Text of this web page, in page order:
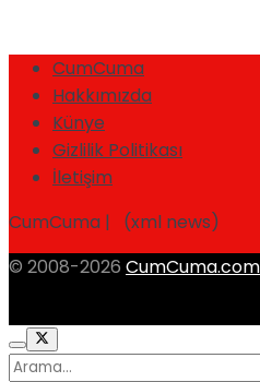
CumCuma
Hakkımızda
Künye
Gizlilik Politikası
İletişim
CumCuma | (xml news)
© 2008-2026 CumCuma.com